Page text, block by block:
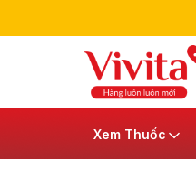
Xem Thuốc